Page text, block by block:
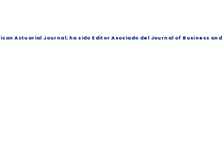
Actuarial Journal; ha sido Editor Asociado del Journal of Business and